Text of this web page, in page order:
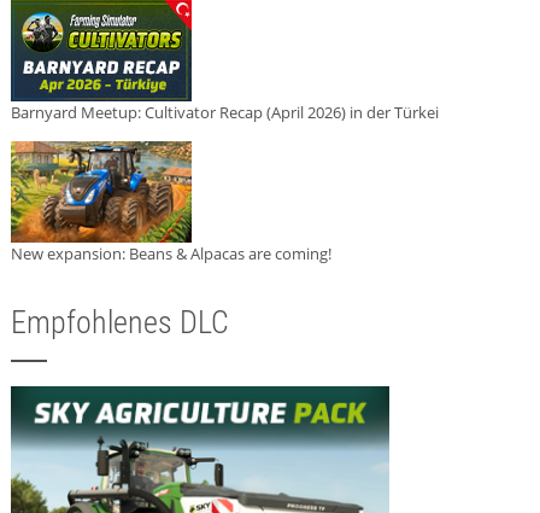
Barnyard Meetup: Cultivator Recap (April 2026) in der Türkei
New expansion: Beans & Alpacas are coming!
Empfohlenes DLC